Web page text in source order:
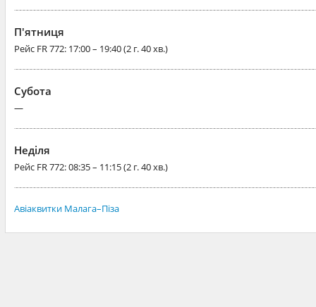
П'ятниця
Рейс FR 772: 17:00 – 19:40 (2 г. 40 хв.)
Субота
—
Неділя
Рейс FR 772: 08:35 – 11:15 (2 г. 40 хв.)
Авіаквитки Малага–Піза